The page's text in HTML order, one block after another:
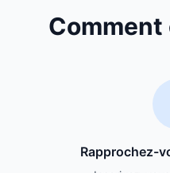
Comment
Rapprochez-